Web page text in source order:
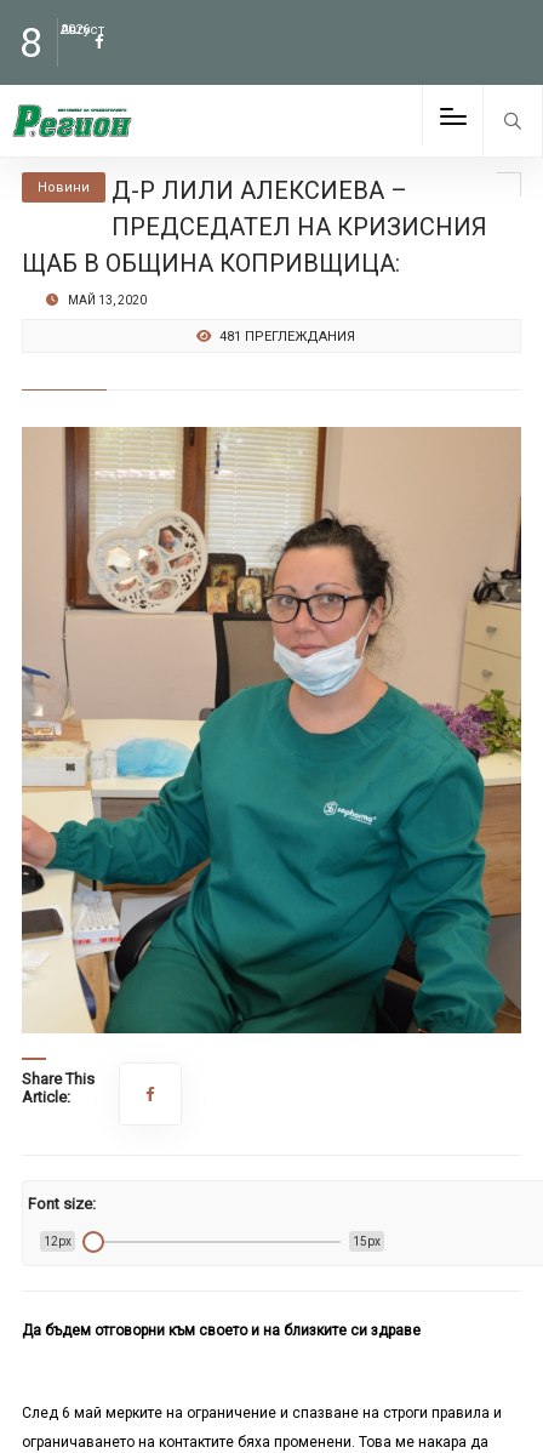
8 Август
2026
Новини
Д-Р ЛИЛИ АЛЕКСИЕВА –
ПРЕДСЕДАТЕЛ НА КРИЗИСНИЯ
ЩАБ В ОБЩИНА КОПРИВЩИЦА:
МАЙ 13, 2020
481 ПРЕГЛЕЖДАНИЯ
Share This
Article:
Font size:
12px 15px
Да бъдем отговорни към своето и на близките си здраве
След 6 май мерките на ограничение и спазване на строги правила и
ограничаването на контактите бяха променени. Това ме накара да